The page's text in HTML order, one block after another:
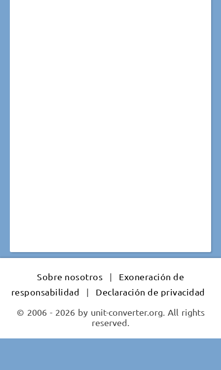
Sobre nosotros |
Exoneración de
responsabilidad
|
Declaración de privacidad
© 2006 - 2026 by unit-converter.org. All rights
reserved.